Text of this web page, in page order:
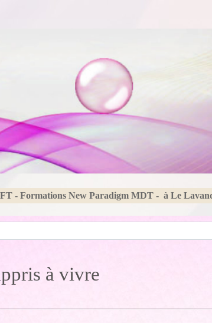
- Formations New Paradigm MDT - à Le
à vivre